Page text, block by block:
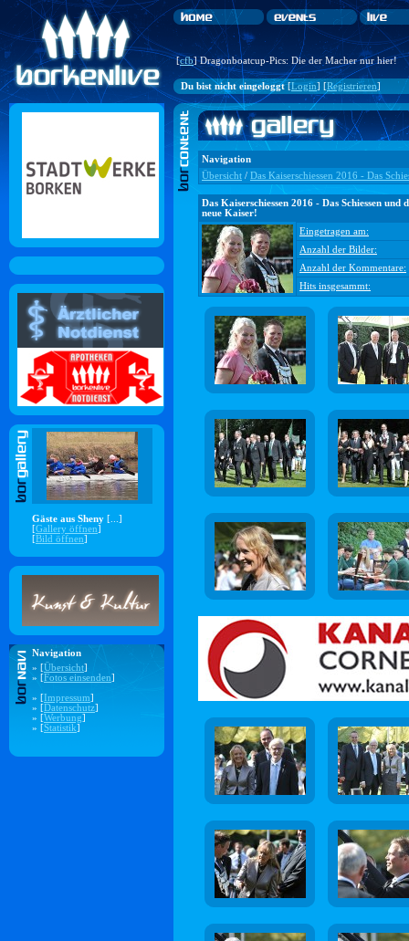
[cfb] Dragonboatcup-Pics: Die der Macher nur hier!
Du bist nicht eingeloggt[Login] [Registrieren]
Gäste aus Sheny [...]
[Gallery öffnen]
[Bild öffnen]
Navigation
» [Übersicht]
» [Fotos einsenden]
» [Impressum]
» [Datenschutz]
» [Werbung]
» [Statistik]
Navigation
Übersicht / Das Kaiserschiessen 2016 - Das
Das Kaiserschiessen 2016 - Das Schiessen und
neue Kaiser!
Eingetragen am:
Anzahl der Bilder:
Anzahl der Kommentare:
Hits insgesammt: